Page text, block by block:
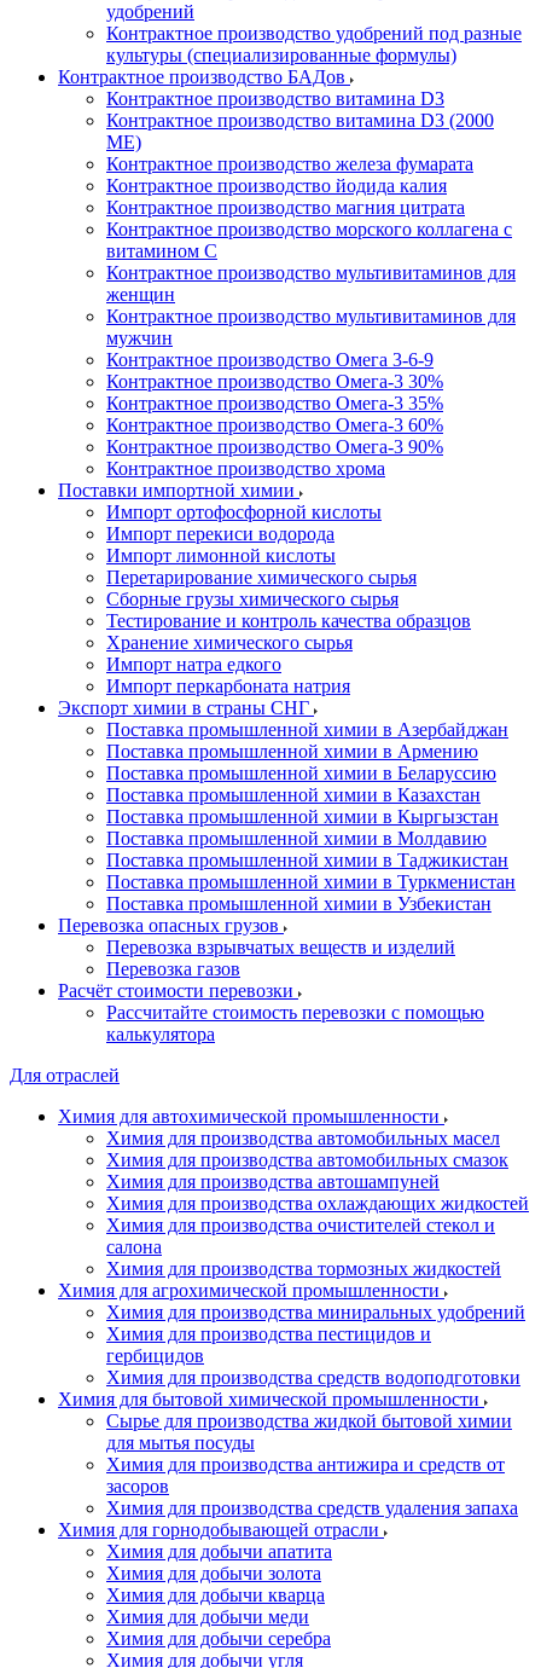
удобрений
Контрактное производство удобрений под разные
культуры (специализированные формулы)
Контрактное производство БАДов
Контрактное производство витамина D3
Контрактное производство витамина D3 (2000
МЕ)
Контрактное производство железа фумарата
Контрактное производство йодида калия
Контрактное производство магния цитрата
Контрактное производство морского коллагена с
витамином С
Контрактное производство мультивитаминов для
женщин
Контрактное производство мультивитаминов для
мужчин
Контрактное производство Омега 3-6-9
Контрактное производство Омега-3 30%
Контрактное производство Омега-3 35%
Контрактное производство Омега-3 60%
Контрактное производство Омега-3 90%
Контрактное производство хрома
Поставки импортной химии
Импорт ортофосфорной кислоты
Импорт перекиси водорода
Импорт лимонной кислоты
Перетарирование химического сырья
Сборные грузы химического сырья
Тестирование и контроль качества образцов
Хранение химического сырья
Импорт натра едкого
Импорт перкарбоната натрия
Экспорт химии в страны СНГ
Поставка промышленной химии в Азербайджан
Поставка промышленной химии в Армению
Поставка промышленной химии в Беларуссию
Поставка промышленной химии в Казахстан
Поставка промышленной химии в Кыргызстан
Поставка промышленной химии в Молдавию
Поставка промышленной химии в Таджикистан
Поставка промышленной химии в Туркменистан
Поставка промышленной химии в Узбекистан
Перевозка опасных грузов
Перевозка взрывчатых веществ и изделий
Перевозка газов
Расчёт стоимости перевозки
Рассчитайте стоимость перевозки с помощью
калькулятора
Для отраслей
Химия для автохимической промышленности
Химия для производства автомобильных масел
Химия для производства автомобильных смазок
Химия для производства автошампуней
Химия для производства охлаждающих жидкостей
Химия для производства очистителей стекол и
салона
Химия для производства тормозных жидкостей
Химия для агрохимической промышленности
Химия для производства миниральных удобрений
Химия для производства пестицидов и
гербицидов
Химия для производства средств водоподготовки
Химия для бытовой химической промышленности
Сырье для производства жидкой бытовой химии
для мытья посуды
Химия для производства антижира и средств от
засоров
Химия для производства средств удаления запаха
Химия для горнодобывающей отрасли
Химия для добычи апатита
Химия для добычи золота
Химия для добычи кварца
Химия для добычи меди
Химия для добычи серебра
Химия для добычи угля